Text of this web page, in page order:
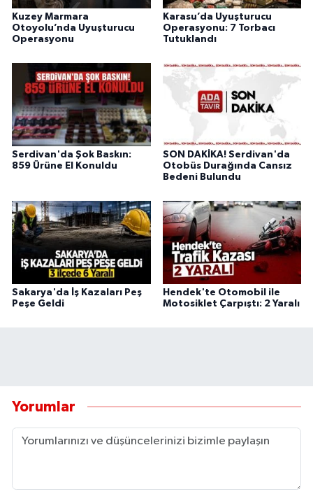
Kuzey Marmara
Otoyolu’nda Uyuşturucu
Operasyonu
Karasu’da Uyuşturucu
Operasyonu: 7 Torbacı
Tutuklandı
Serdivan'da Şok Baskın:
859 Ürüne El Konuldu
SON DAKİKA! Serdivan'da
Otobüs Durağında Cansız
Bedeni Bulundu
Sakarya'da İş Kazaları Peş
Peşe Geldi
Hendek'te Otomobil ile
Motosiklet Çarpıştı: 2 Yaralı
Yorumlar